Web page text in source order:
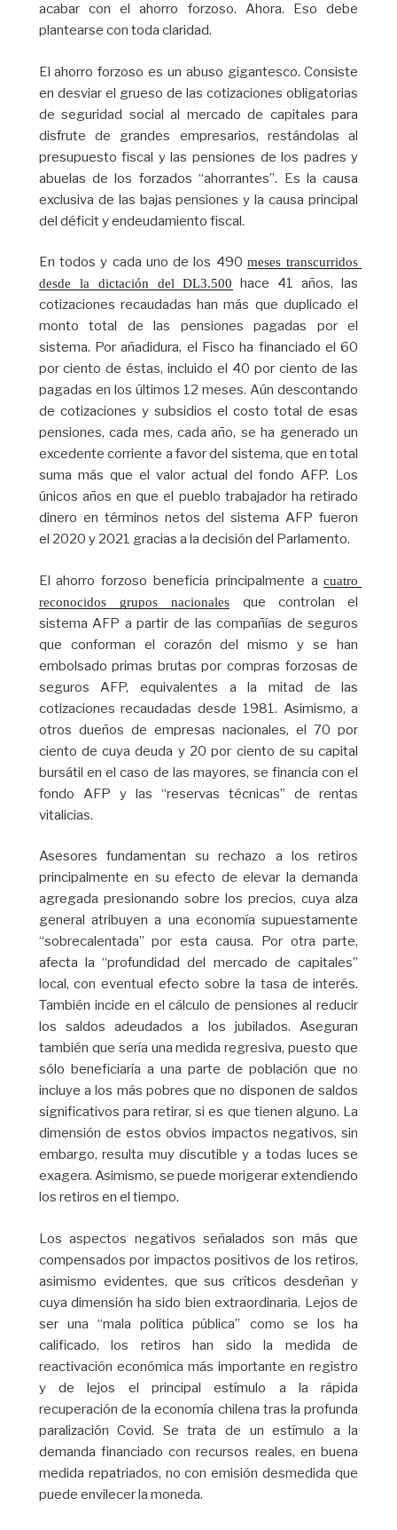
acabar con el ahorro forzoso. Ahora. Eso debe
plantearse con toda claridad.
El ahorro forzoso es un abuso gigantesco. Consiste
en desviar el grueso de las cotizaciones obligatorias
de seguridad social al mercado de capitales para
disfrute de grandes empresarios, restándolas al
presupuesto fiscal y las pensiones de los padres y
abuelas de los forzados “ahorrantes”. Es la causa
exclusiva de las bajas pensiones y la causa principal
del déficit y endeudamiento fiscal.
En todos y cada uno de los 490meses transcurridos
desde la dictación del DL3.500
hace 41 años, las
cotizaciones recaudadas han más que duplicado el
monto total de las pensiones pagadas por el
sistema. Por añadidura, el Fisco ha financiado el 60
por ciento de éstas, incluido el 40 por ciento de las
pagadas en los últimos 12 meses. Aún descontando
de cotizaciones y subsidios el costo total de esas
pensiones, cada mes, cada año, se ha generado un
excedente corriente a favor del sistema, que en total
suma más que el valor actual del fondo AFP. Los
únicos años en que el pueblo trabajador ha retirado
dinero en términos netos del sistema AFP fueron
el 2020 y 2021 gracias a la decisión del Parlamento.
El ahorro forzoso beneficia principalmente acuatro
reconocidos grupos nacionales que controlan el
sistema AFP a partir de las compañías de seguros
que conforman el corazón del mismo y se han
embolsado primas brutas por compras forzosas de
seguros AFP, equivalentes a la mitad de las
cotizaciones recaudadas desde 1981. Asimismo, a
otros dueños de empresas nacionales, el 70 por
ciento de cuya deuda y 20 por ciento de su capital
bursátil en el caso de las mayores, se financia con el
fondo AFP y las “reservas técnicas” de rentas
vitalicias.
Asesores fundamentan su rechazo a los retiros
principalmente en su efecto de elevar la demanda
agregada presionando sobre los precios, cuya alza
general atribuyen a una economía supuestamente
“sobrecalentada” por esta causa. Por otra parte,
afecta la “profundidad del mercado de capitales”
local, con eventual efecto sobre la tasa de interés.
También incide en el cálculo de pensiones al reducir
los saldos adeudados a los jubilados. Aseguran
también que sería una medida regresiva, puesto que
sólo beneficiaría a una parte de población que no
incluye a los más pobres que no disponen de saldos
significativos para retirar, si es que tienen alguno. La
dimensión de estos obvios impactos negativos, sin
embargo, resulta muy discutible y a todas luces se
exagera. Asimismo, se puede morigerar extendiendo
los retiros en el tiempo.
Los aspectos negativos señalados son más que
compensados por impactos positivos de los retiros,
asimismo evidentes, que sus críticos desdeñan y
cuya dimensión ha sido bien extraordinaria. Lejos de
ser una “mala política pública” como se los ha
calificado, los retiros han sido la medida de
reactivación económica más importante en registro
y de lejos el principal estímulo a la rápida
recuperación de la economía chilena tras la profunda
paralización Covid. Se trata de un estímulo a la
demanda financiado con recursos reales, en buena
medida repatriados, no con emisión desmedida que
puede envilecer la moneda.